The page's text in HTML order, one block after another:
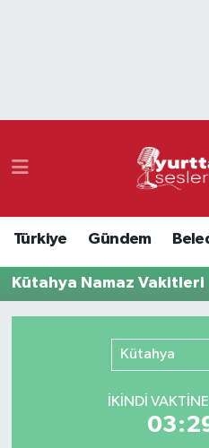
Türkiye Gündem
Kütahya Namaz Vakitleri
Kütahya
İKINDI
Namaz Vakitleri
Süper Lig Puan
Son Dakika Haberleri